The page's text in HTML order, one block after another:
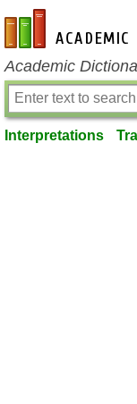
en-academic.com
Academic
Interpretations